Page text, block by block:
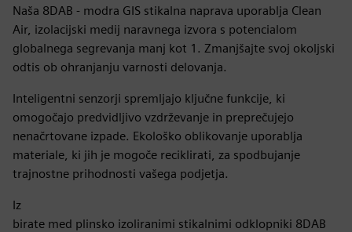
Naša 8DAB - modra GIS stikalna naprava uporablja Clean
Air, izolacijski medij naravnega izvora s potencialom
globalnega segrevanja manj kot 1. Zmanjšajte svoj okoljski
odtis ob ohranjanju varnosti delovanja.
Inteligentni senzorji spremljajo ključne funkcije, ki
omogočajo predvidljivo vzdrževanje in preprečujejo
nenačrtovane izpade. Ekološko oblikovanje uporablja
materiale, ki jih je mogoče reciklirati, za spodbujanje
trajnostne prihodnosti vašega podjetja.
Iz
birate med plinsko izoliranimi stikalnimi odklopniki 8DAB